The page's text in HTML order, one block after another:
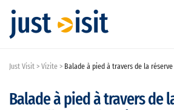
Just Visit Vizite Balade à pied à travers de la
Balade à pied à travers de